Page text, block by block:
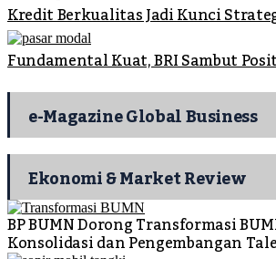
Kredit Berkualitas Jadi Kunci
Fundamental Kuat, BRI Sambut
e-Magazine Global Business
Ekonomi & Market Review
BP BUMN Dorong Transformasi
Konsolidasi dan Pengembangan